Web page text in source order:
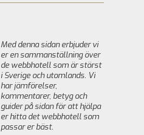
Med denna sidan erbjuder vi
er en sammanställning över
de webbhotell som är störst
i Sverige och utomlands. Vi
har jämförelser,
kommentarer, betyg och
guider på sidan för att hjälpa
er hitta det webbhotell som
passar er bäst.